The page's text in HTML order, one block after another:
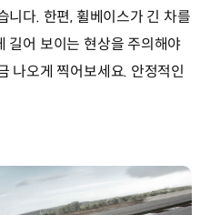
니다. 한편, 휠베이스가 긴 차를
길어 보이는 현상을 주의해야
나오게 찍어보세요. 안정적인